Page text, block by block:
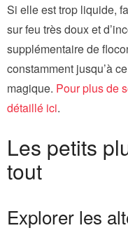
Si elle est trop liquide,
sur feu très doux et
supplémentaire de
constamment jusqu’à
magique. Pour plus de
détaillé ici.
Les petits
tout
Explorer les